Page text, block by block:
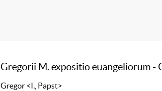
Gregorii M. expositio euangeliorum -
Gregor <I., Papst>